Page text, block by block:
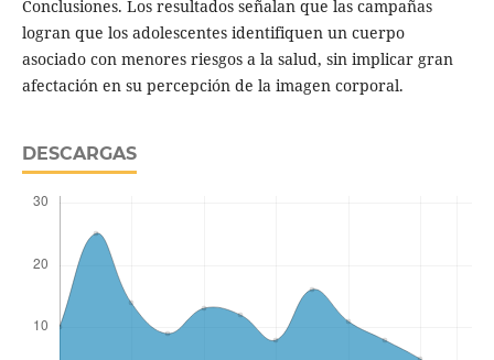
Conclusiones. Los resultados señalan que las campañas
logran que los adolescentes identifiquen un cuerpo
asociado con menores riesgos a la salud, sin implicar gran
afectación en su percepción de la imagen corporal.
DESCARGAS